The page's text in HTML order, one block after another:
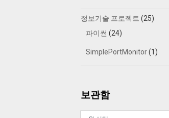
정보기술 프로젝트 (25)
파이썬 (24)
SimplePortMonitor(1)
보관함